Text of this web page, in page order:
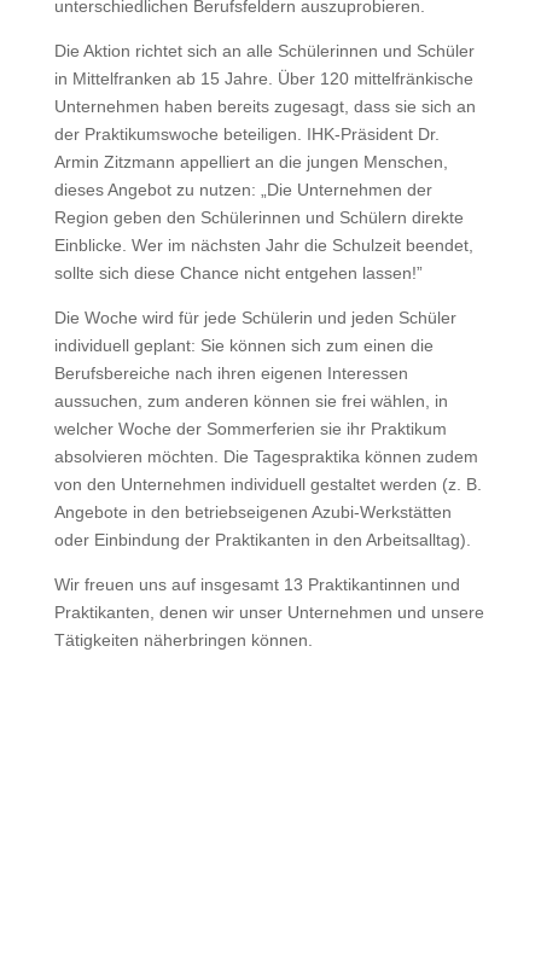
unterschiedlichen Berufsfeldern auszuprobieren.
Die Aktion richtet sich an alle Schülerinnen und Schüler
in Mittelfranken ab 15 Jahre. Über 120 mittelfränkische
Unternehmen haben bereits zugesagt, dass sie sich an
der Praktikumswoche beteiligen. IHK-Präsident Dr.
Armin Zitzmann appelliert an die jungen Menschen,
dieses Angebot zu nutzen: „Die Unternehmen der
Region geben den Schülerinnen und Schülern direkte
Einblicke. Wer im nächsten Jahr die Schulzeit beendet,
sollte sich diese Chance nicht entgehen lassen!”
Die Woche wird für jede Schülerin und jeden Schüler
individuell geplant: Sie können sich zum einen die
Berufsbereiche nach ihren eigenen Interessen
aussuchen, zum anderen können sie frei wählen, in
welcher Woche der Sommerferien sie ihr Praktikum
absolvieren möchten. Die Tagespraktika können zudem
von den Unternehmen individuell gestaltet werden (z. B.
Angebote in den betriebseigenen Azubi-Werkstätten
oder Einbindung der Praktikanten in den Arbeitsalltag).
Wir freuen uns auf insgesamt 13 Praktikantinnen und
Praktikanten, denen wir unser Unternehmen und unsere
Tätigkeiten näherbringen können.